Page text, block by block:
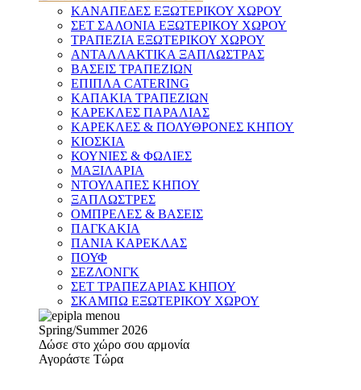
ΚΑΝΑΠΕΔΕΣ ΕΞΩΤΕΡΙΚΟΥ ΧΩΡΟΥ
ΣΕΤ ΣΑΛΟΝΙΑ ΕΞΩΤΕΡΙΚΟΥ ΧΩΡΟΥ
ΤΡΑΠΕΖΙΑ ΕΞΩΤΕΡΙΚΟΥ ΧΩΡΟΥ
ΑΝΤΑΛΛΑΚΤΙΚΑ ΞΑΠΛΩΣΤΡΑΣ
ΒΑΣΕΙΣ ΤΡΑΠΕΖΙΩΝ
ΕΠΙΠΛΑ CATERING
ΚΑΠΑΚΙΑ ΤΡΑΠΕΖΙΩΝ
ΚΑΡΕΚΛΕΣ ΠΑΡΑΛΙΑΣ
ΚΑΡΕΚΛΕΣ & ΠΟΛΥΘΡΟΝΕΣ ΚΗΠΟΥ
ΚΙΟΣΚΙΑ
ΚΟΥΝΙΕΣ & ΦΩΛΙΕΣ
ΜΑΞΙΛΑΡΙΑ
ΝΤΟΥΛΑΠΕΣ ΚΗΠΟΥ
ΞΑΠΛΩΣΤΡΕΣ
ΟΜΠΡΕΛΕΣ & ΒΑΣΕΙΣ
ΠΑΓΚΑΚΙΑ
ΠΑΝΙΑ ΚΑΡΕΚΛΑΣ
ΠΟΥΦ
ΣΕΖΛΟΝΓΚ
ΣΕΤ ΤΡΑΠΕΖΑΡΙΑΣ ΚΗΠΟΥ
ΣΚΑΜΠΩ ΕΞΩΤΕΡΙΚΟΥ ΧΩΡΟΥ
Spring/Summer 2026
Δώσε στο χώρο σου αρμονία
Αγοράστε Τώρα